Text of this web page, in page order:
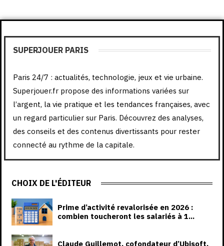
SUPERJOUER PARIS
Paris 24/7 : actualités, technologie, jeux et vie urbaine.
Superjouer.fr propose des informations variées sur
l’argent, la vie pratique et les tendances françaises, avec
un regard particulier sur Paris. Découvrez des analyses,
des conseils et des contenus divertissants pour rester
connecté au rythme de la capitale.
CHOIX DE L'ÉDITEUR
Prime d’activité revalorisée en 2026 :
combien toucheront les salariés à 1...
Claude Guillemot, cofondateur d’Ubisoft,